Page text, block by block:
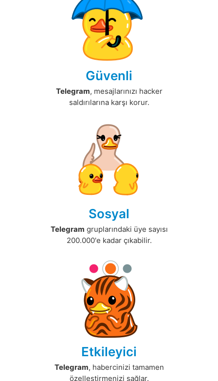
Güvenli
Telegram, mesajlarınızı hacker
saldırılarına karşı korur.
Sosyal
Telegram gruplarındaki üye sayısı
200.000'e kadar çıkabilir.
Etkileyici
Telegram, habercinizi tamamen
özelleştirmenizi sağlar.